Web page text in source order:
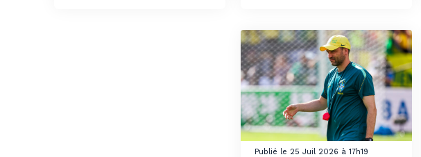
Publié le 25 Juil 2026 à 17h19